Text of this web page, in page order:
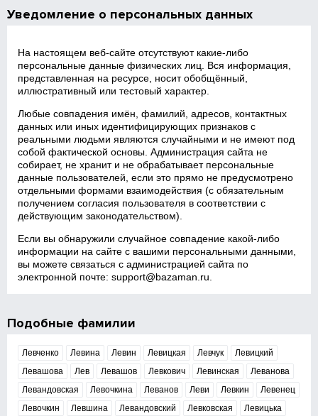
Уведомление о персональных данных
На настоящем веб‑сайте отсутствуют какие‑либо
персональные данные физических лиц. Вся информация,
представленная на ресурсе, носит обобщённый,
иллюстративный или тестовый характер.
Любые совпадения имён, фамилий, адресов, контактных
данных или иных идентифицирующих признаков с
реальными людьми являются случайными и не имеют под
собой фактической основы. Администрация сайта не
собирает, не хранит и не обрабатывает персональные
данные пользователей, если это прямо не предусмотрено
отдельными формами взаимодействия (с обязательным
получением согласия пользователя в соответствии с
действующим законодательством).
Если вы обнаружили случайное совпадение какой‑либо
информации на сайте с вашими персональными данными,
вы можете связаться с администрацией сайта по
электронной почте:support@bazaman.ru
Подобные фамилии
Левченко Левина Левин Левицкая Левчук
Левицкий
Левашова
Лев Левашов Левкович Левинская
Леванова
Левандовская
Левочкина Леванов Леви Левкин
Левенец
Левочкин
Левшина Левандовский Левковская Левицька